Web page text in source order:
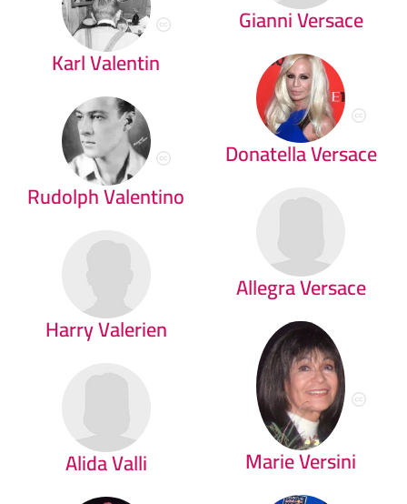
Karl Valentin
Rudolph Valentino
Harry Valerien
Alida Valli
Gianni Versace
Donatella Versace
Allegra Versace
Marie Versini